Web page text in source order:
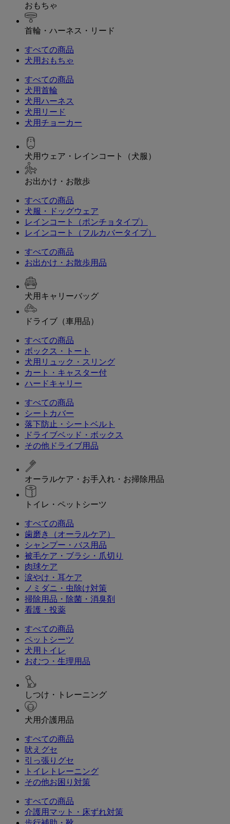
おもちゃ
首輪・ハーネス・リード
すべての商品
犬用おもちゃ
すべての商品
犬用首輪
犬用ハーネス
犬用リード
犬用チョーカー
犬用ウェア・レインコート（犬服）
お出かけ・お散歩
すべての商品
犬服・ドッグウェア
レインコート（ポンチョタイプ）
レインコート（フルカバータイプ）
すべての商品
お出かけ・お散歩用品
犬用キャリーバッグ
ドライブ（車用品）
すべての商品
ボックス・トート
犬用リュック・スリング
カート・キャスター付
ハードキャリー
すべての商品
シートカバー
落下防止・シートベルト
ドライブベッド・ボックス
その他ドライブ用品
オーラルケア・お手入れ・お掃除用品
トイレ・ペットシーツ
すべての商品
歯磨き（オーラルケア）
シャンプー・バス用品
被毛ケア・ブラシ・爪切り
肉球ケア
涙やけ・耳ケア
ノミダニ・虫除け対策
掃除用品・除菌・消臭剤
看護・投薬
すべての商品
ペットシーツ
犬用トイレ
おむつ・生理用品
しつけ・トレーニング
犬用介護用品
すべての商品
吠えグセ
引っ張りグセ
トイレトレーニング
その他お困り対策
すべての商品
介護用マット・床ずれ対策